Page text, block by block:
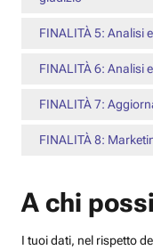
FINALITÀ 5: Analisi
FINALITÀ 6: Analisi
FINALITÀ 7:
FINALITÀ 8:
A chi
I tuoi dati, nel rispetto